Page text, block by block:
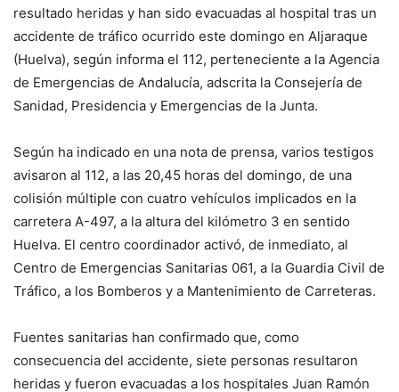
resultado heridas y han sido evacuadas al hospital tras un
accidente de tráfico ocurrido este domingo en Aljaraque
(Huelva), según informa el 112, perteneciente a la Agencia
de Emergencias de Andalucía, adscrita la Consejería de
Sanidad, Presidencia y Emergencias de la Junta.
Según ha indicado en una nota de prensa, varios testigos
avisaron al 112, a las 20,45 horas del domingo, de una
colisión múltiple con cuatro vehículos implicados en la
carretera A-497, a la altura del kilómetro 3 en sentido
Huelva. El centro coordinador activó, de inmediato, al
Centro de Emergencias Sanitarias 061, a la Guardia Civil de
Tráfico, a los Bomberos y a Mantenimiento de Carreteras.
Fuentes sanitarias han confirmado que, como
consecuencia del accidente, siete personas resultaron
heridas y fueron evacuadas a los hospitales Juan Ramón